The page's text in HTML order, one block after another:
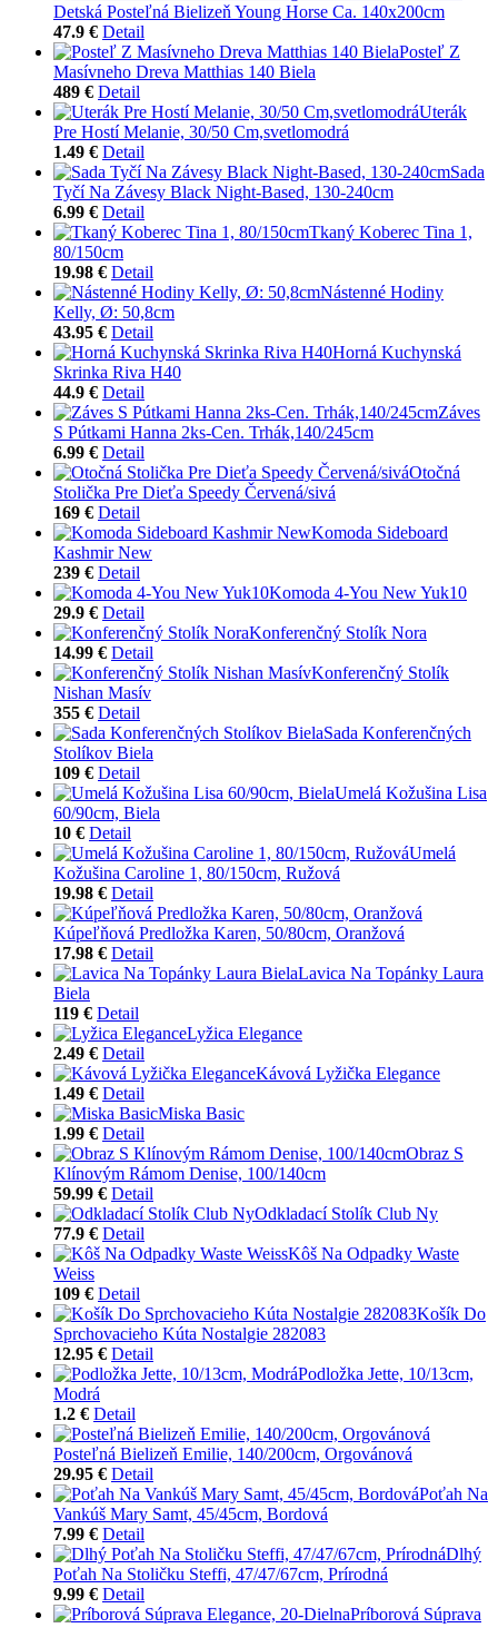
Detská Posteľná Bielizeň Young Horse Ca. 140x200cm
47.9 € Detail
Posteľ Z
Masívneho Dreva Matthias 140 Biela
489 € Detail
Uterák
Pre Hostí Melanie, 30/50 Cm,svetlomodrá
1.49 € Detail
Sada
Tyčí Na Závesy Black Night-Based, 130-240cm
6.99 € Detail
Tkaný Koberec Tina 1,
80/150cm
19.98 € Detail
Nástenné Hodiny
Kelly, Ø: 50,8cm
43.95 € Detail
Horná Kuchynská
Skrinka Riva H40
44.9 € Detail
Záves
S Pútkami Hanna 2ks-Cen. Trhák,140/245cm
6.99 € Detail
Otočná
Stolička Pre Dieťa Speedy Červená/sivá
169 € Detail
Komoda Sideboard
Kashmir New
239 € Detail
Komoda 4-You New Yuk10
29.9 € Detail
Konferenčný Stolík Nora
14.99 € Detail
Konferenčný Stolík
Nishan Masív
355 € Detail
Sada Konferenčných
Stolíkov Biela
109 € Detail
Umelá Kožušina Lisa
60/90cm, Biela
10 € Detail
Umelá
Kožušina Caroline 1, 80/150cm, Ružová
19.98 € Detail
Kúpeľňová Predložka Karen, 50/80cm, Oranžová
17.98 € Detail
Lavica Na Topánky Laura
Biela
119 € Detail
Lyžica Elegance
2.49 € Detail
Kávová Lyžička Elegance
1.49 € Detail
Miska Basic
1.99 € Detail
Obraz S
Klínovým Rámom Denise, 100/140cm
59.99 € Detail
Odkladací Stolík Club Ny
77.9 € Detail
Kôš Na Odpadky Waste
Weiss
109 € Detail
Košík Do
Sprchovacieho Kúta Nostalgie 282083
12.95 € Detail
Podložka Jette, 10/13cm,
Modrá
1.2 € Detail
Posteľná Bielizeň Emilie, 140/200cm, Orgovánová
29.95 € Detail
Poťah Na
Vankúš Mary Samt, 45/45cm, Bordová
7.99 € Detail
Dlhý
Poťah Na Stoličku Steffi, 47/47/67cm, Prírodná
9.99 € Detail
Príborová Súprava